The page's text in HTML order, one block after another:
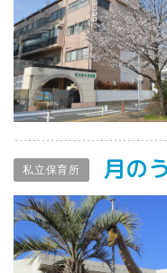
私立保育所 月の